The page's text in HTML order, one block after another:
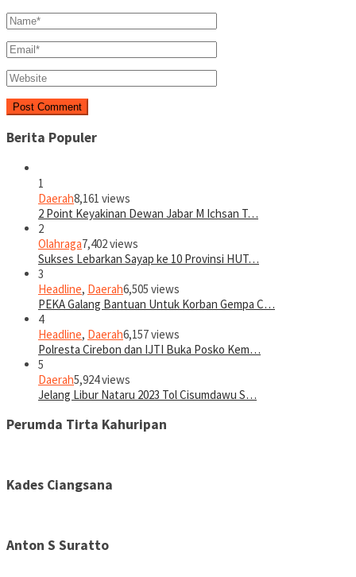
Berita Populer
1
Daerah8,161 views
2 Point Keyakinan Dewan Jabar M Ichsan T…
2
Olahraga7,402 views
Sukses Lebarkan Sayap ke 10 Provinsi HUT…
3
Headline, Daerah6,505 views
PEKA Galang Bantuan Untuk Korban Gempa C…
4
Headline, Daerah6,157 views
Polresta Cirebon dan IJTI Buka Posko Kem…
5
Daerah5,924 views
Jelang Libur Nataru 2023 Tol Cisumdawu S…
Perumda Tirta Kahuripan
Kades Ciangsana
Anton S Suratto